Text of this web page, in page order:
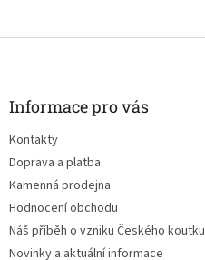
Informace pro vás
Kontakty
Doprava a platba
Kamenná prodejna
Hodnocení obchodu
Náš příběh o vzniku Českého koutku
Novinky a aktuální informace